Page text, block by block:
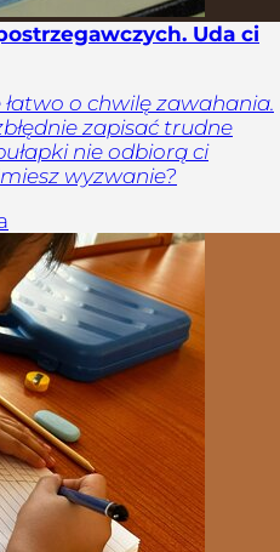
Uda ci
łatwo o chwilę zawahania.
zapisać trudne
nie odbiorą ci
wyzwanie?